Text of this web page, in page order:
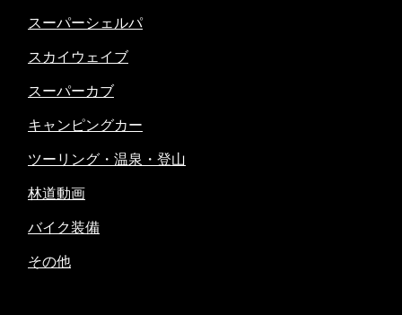
スーパーシェルパ
スカイウェイブ
スーパーカブ
キャンピングカー
ツーリング・温泉・登山
林道動画
バイク装備
その他